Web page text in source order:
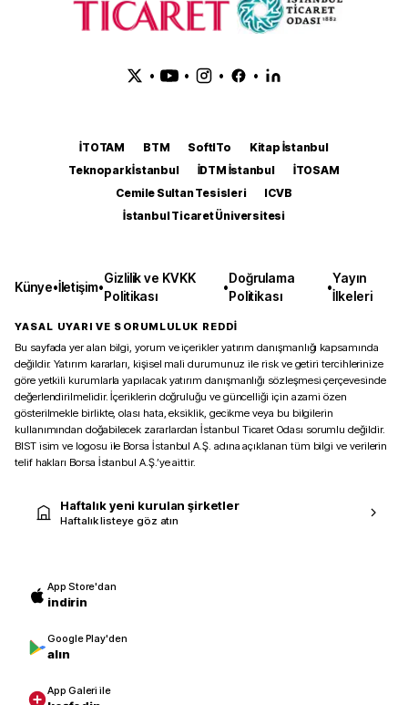
• • • •
İTOTAM BTM SoftITo
Kitap İstanbul
Teknopark İstanbul
İDTM İstanbul
İTOSAM
Cemile Sultan Tesisleri
ICVB
İstanbul Ticaret Üniversitesi
Künye•İletişim•
Gizlilik ve KVKK
Politikası
•
Doğrulama
Politikası
•
Yayın
İlkeleri
YASAL UYARI VE SORUMLULUK REDDİ
Bu sayfada yer alan bilgi, yorum ve içerikler yatırım danışmanlığı kapsamında
değildir. Yatırım kararları, kişisel mali durumunuz ile risk ve getiri tercihlerinize
göre yetkili kurumlarla yapılacak yatırım danışmanlığı sözleşmesi çerçevesinde
değerlendirilmelidir. İçeriklerin doğruluğu ve güncelliği için azami özen
gösterilmekle birlikte, olası hata, eksiklik, gecikme veya bu bilgilerin
kullanımından doğabilecek zararlardan İstanbul Ticaret Odası sorumlu değildir.
BIST isim ve logosu ile Borsa İstanbul A.Ş. adına açıklanan tüm bilgi ve verilerin
telif hakları Borsa İstanbul A.Ş.’ye aittir.
Haftalık yeni kurulan şirketler
Haftalık listeye göz atın
App Store'dan
indirin
Google Play'den
alın
App Galeri ile